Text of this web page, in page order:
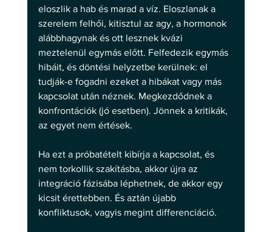
eloszlik a hab és marad a víz. Eloszlanak a
szerelem felhői, kitisztul az agy, a hormonok
alábbhagynak és ott lesznek kvázi
meztelenül egymás előtt. Felfedezik egymás
hibáit, és döntési helyzetbe kerülnek: el
tudják-e fogadni ezeket a hibákat vagy más
kapcsolat után néznek. Megkezdődnek a
konfrontációk (jó esetben). Jönnek a kritikák,
az egyet nem értések.
Ha ezt a próbatételt kibírja a kapcsolat, és
nem torkollik szakításba, akkor újra az
integráció fázisába léphetnek, de akkor egy
kicsit érettebben. És aztán újabb
konfliktusok, vagyis megint differenciáció.